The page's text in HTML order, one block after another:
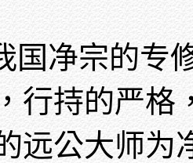
国净宗的
行持的严格
远公大师为